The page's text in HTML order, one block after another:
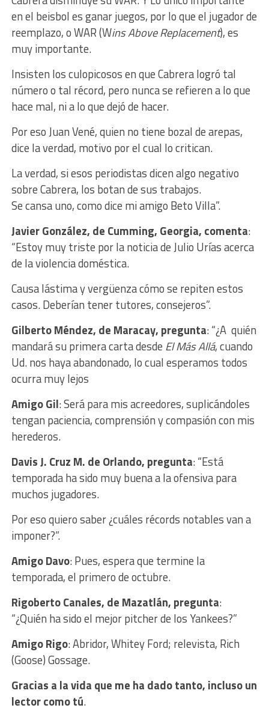
en el beisbol es ganar juegos, por lo que el jugador de
reemplazo, o WAR (Wins Above Replacement), es
muy importante.
Insisten los culopicosos en que Cabrera logró tal
número o tal récord, pero nunca se refieren a lo que
hace mal, ni a lo que dejó de hacer.
Por esoJuanVené, quien no tiene bozal de arepas,
dice la verdad, motivo por el cual lo critican.
La verdad, si esos periodistas dicen algo negativo
sobre Cabrera, los botan de sus trabajos.
Se cansa uno, como dice mi amigo Beto Villa”.
Javier González, de Cumming, Georgia, comenta:
“Estoy muy triste por la noticia de Julio Urías acerca
de la violencia doméstica.
Causa lástima y vergüenza cómo se repiten estos
casos. Deberían tener tutores, consejeros”.
Gilberto Méndez, de Maracay, pregunta: “¿A quién
mandará su primera carta desde El Más Allá, cuando
Ud. nos haya abandonado, lo cual esperamos todos
ocurra muy lejos
Amigo Gil: Será para mis acreedores, suplicándoles
tengan paciencia, comprensión y compasión con mis
herederos.
Davis J. Cruz M. de Orlando, pregunta: “Está
temporada ha sido muy buena a la ofensiva para
muchos jugadores.
Por eso quiero saber ¿cuáles récords notables van a
imponer?”.
Amigo Davo: Pues, espera que termine la
temporada, el primero de octubre.
Rigoberto Canales, de Mazatlán, pregunta:
“¿Quién ha sido el mejor pitcher de los Yankees?”
Amigo Rigo: Abridor, Whitey Ford; relevista, Rich
(Goose) Gossage.
Gracias a la vida que me ha dado tanto, incluso un
lector como tú.